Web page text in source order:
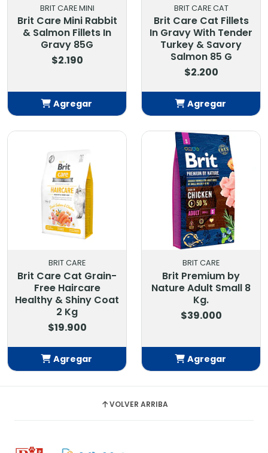
BRIT CARE MINI
Brit Care Mini Rabbit
& Salmon Fillets In
Gravy 85G
$2.190
Agregar
Añadido
BRIT CARE CAT
Brit Care Cat Fillets
In Gravy With Tender
Turkey & Savory
Salmon 85 G
$2.200
Agregar
Añadido
BRIT CARE
Brit Care Cat Grain-
Free Haircare
Healthy & Shiny Coat
2 Kg
$19.900
Agregar
BRIT CARE
Brit Premium by
Nature Adult Small 8
Kg.
$39.000
Agregar
VOLVER ARRIBA